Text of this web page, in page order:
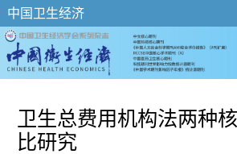
中国卫生经济
卫生总费用机构法两种
比研究